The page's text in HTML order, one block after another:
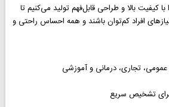
با کیفیت بالا و طراحی قابل‌فهم تولید می‌کنیم تا
افراد کم‌توان باشند و همه احساس راحتی و
عمومی، تجاری، درمانی و آموزشی
برای تشخیص سریع